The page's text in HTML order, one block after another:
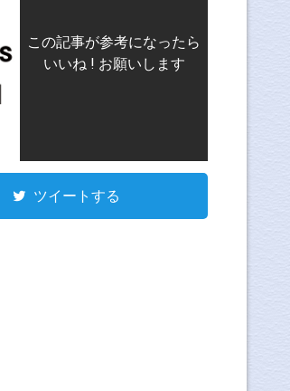
この記事が参考になったら
いいね ! お願いします
ツイートする